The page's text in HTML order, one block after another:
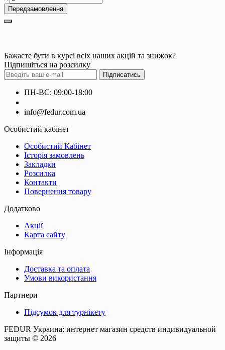
Передзамовлення
Бажаєте бути в курсі всіх наших акцій та знижок?
Підпишіться на розсилку
Підписатись
ПН-ВС: 09:00-18:00
info@fedur.com.ua
Особистий кабінет
Особистий Кабінет
Історія замовлень
Закладки
Розсилка
Контакти
Повернення товару
Додатково
Акції
Карта сайту
Інформація
Доставка та оплата
Умови використання
Партнери
Підсумок для турнікету
FEDUR Украина: интернет магазин средств индивидуальной
защиты © 2026